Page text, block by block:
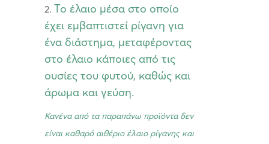
Το έλαιο μέσα στο οποίο
έχει εμβαπτιστεί ρίγανη για
ένα διάστημα, μεταφέροντας
στο έλαιο κάποιες από τις
ουσίες του φυτού, καθώς και
άρωμα και γεύση.
Κανένα από τα παραπάνω προϊόντα δεν
είναι καθαρό αιθέριο έλαιο ρίγανης και